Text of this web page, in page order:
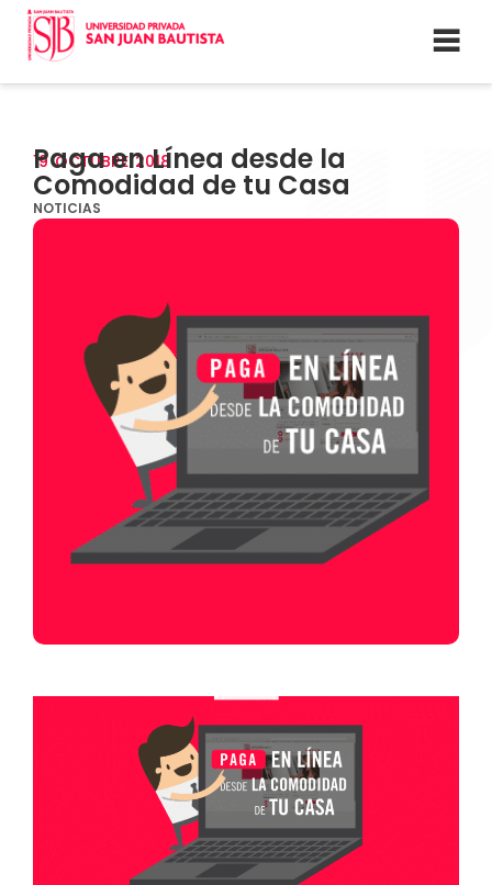
19 OCTUBRE 2018
Paga en Línea desde la
Comodidad de tu Casa
NOTICIAS